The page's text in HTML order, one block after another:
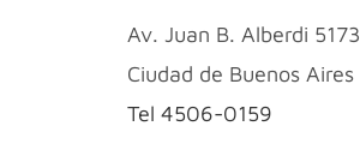
Av. Juan B. Alberdi 5173
Ciudad de Buenos Aires
Tel 4506-0159